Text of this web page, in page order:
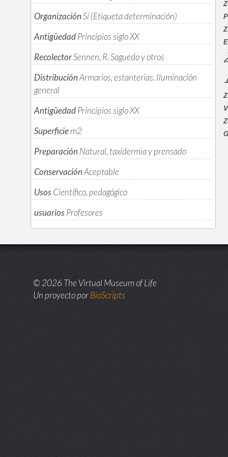
OrganizaciónSí (Etiqueta determinación)
AntigüedadPrincipios siglo XX
RecolectorSennen, R. Saguedo y otros
DistribuciónArmarios, estanterias. Iluminación
general
AntigüedadPrincipios siglo XX
Superficiem2
Preparación Natural, taxidermia y prensado
ConservaciónAceptable
UsosCientífico, pedagógico
usuariosProfesores
© 2026 The Virtual Museum of Life
Un proyecto porBioScripts